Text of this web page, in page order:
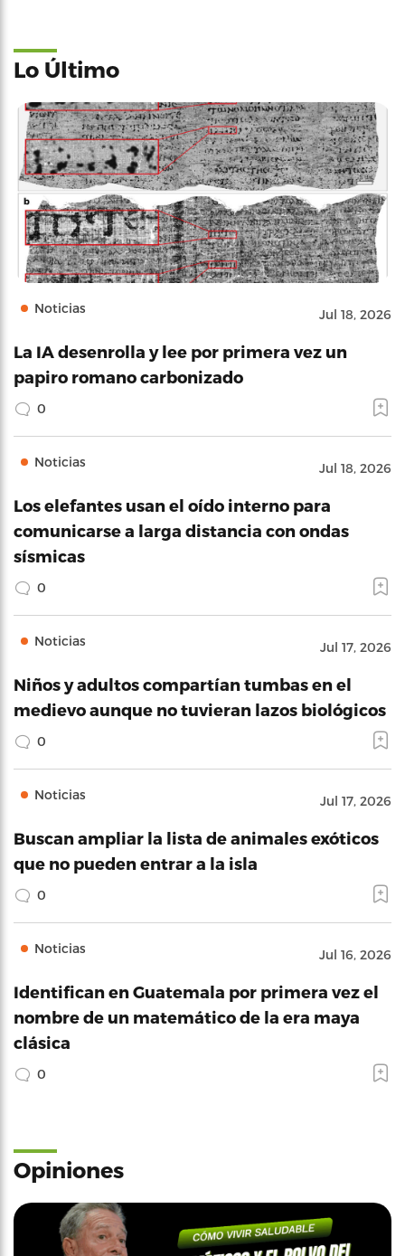
Lo Último
Noticias Jul 18, 2026
La IA desenrolla y lee por primera vez un
papiro romano carbonizado
0
Noticias Jul 18, 2026
Los elefantes usan el oído interno para
comunicarse a larga distancia con ondas
sísmicas
0
Noticias Jul 17, 2026
Niños y adultos compartían tumbas en el
medievo aunque no tuvieran lazos biológicos
0
Noticias Jul 17, 2026
Buscan ampliar la lista de animales exóticos
que no pueden entrar a la isla
0
Noticias Jul 16, 2026
Identifican en Guatemala por primera vez el
nombre de un matemático de la era maya
clásica
0
Opiniones